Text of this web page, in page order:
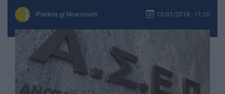
iPaideia.gr Newsroom 12/01/2018 - 11:20